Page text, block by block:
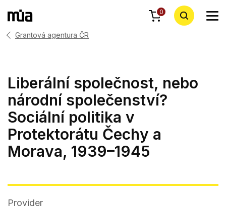
0
Grantová agentura ČR
Liberální společnost, nebo
národní společenství?
Sociální politika v
Protektorátu Čechy a
Morava, 1939–1945
Provider